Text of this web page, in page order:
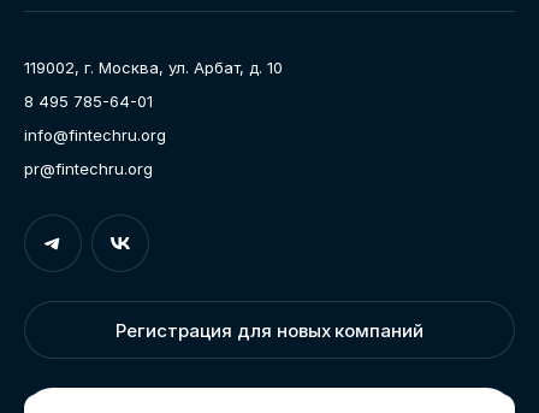
Карьера
Контакты
Документы
119002, г. Москва, ул. Арбат, д. 10
8 495 785-64-01
info@fintechru.org
pr@fintechru.org
Регистрация для новых компаний
Вход
Укажите вашу корпоративную почту. На неё мы вышлем
ссылку для входа